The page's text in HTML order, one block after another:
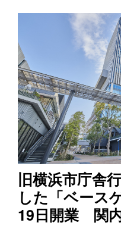
旧横浜市庁舎
した「ベース
19日開業 関